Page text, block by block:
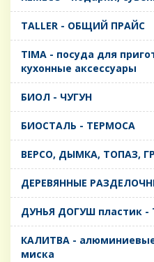
TALLER - ОБЩИЙ ПРАЙС
TIMA - посуда для
кухонные аксессуары
БИОЛ - ЧУГУН
БИОСТАЛЬ - ТЕРМОСА
ВЕРСО, ДЫМКА, ТОПАЗ,
ДЕРЕВЯННЫЕ
ДУНЬЯ ДОГУШ пластик -
КАЛИТВА -
миска